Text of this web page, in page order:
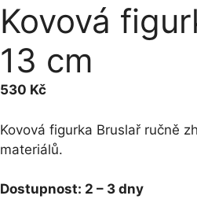
Kovová
13 cm
530 Kč
Kovová figurka Bruslař ručně
materiálů.
Dostupnost: 2 – 3 dny